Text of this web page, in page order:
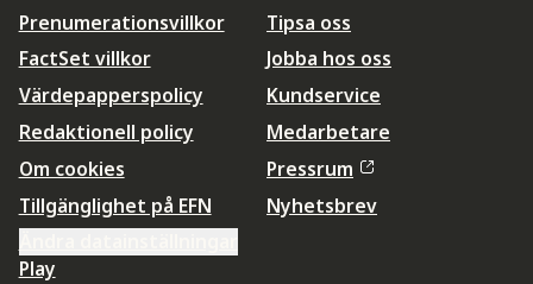
Prenumerationsvillkor
FactSet villkor
Värdepapperspolicy
Redaktionell policy
Om cookies
Tillgänglighet på EFN
Tipsa oss
Jobba hos oss
Kundservice
Medarbetare
Pressrum
Nyhetsbrev
Play